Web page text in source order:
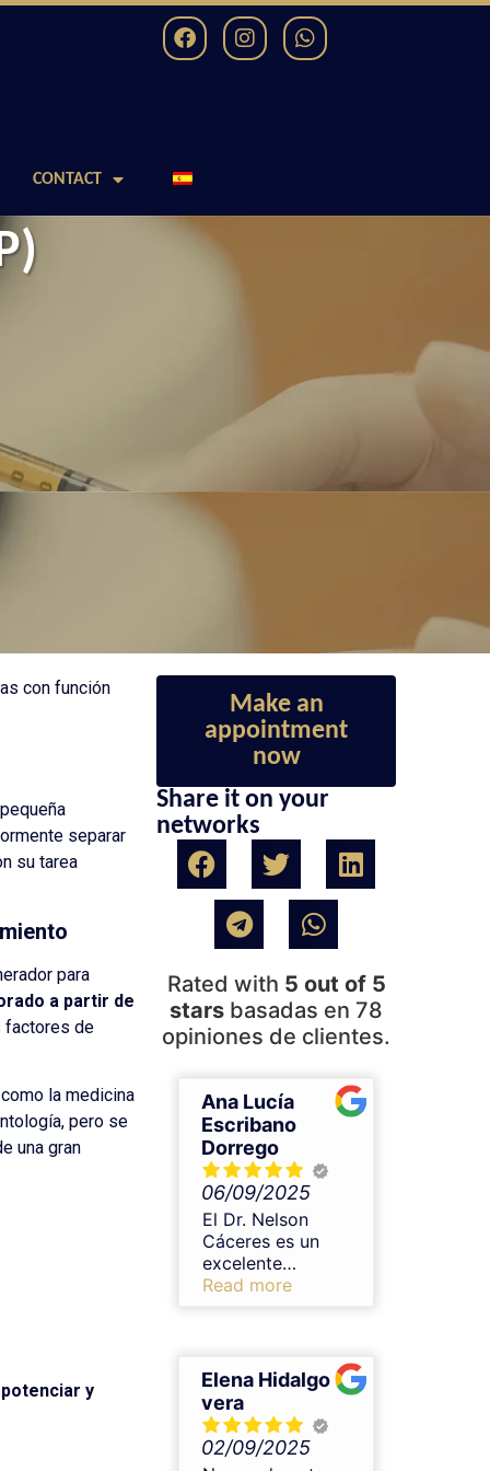
CONTACT
con función
separar
su tarea
para
a partir de
factores de
la medicina
pero se
una gran
y
Make an
appointment
now
Share it on your
networks
Rated with 5 out of 5
stars basadas en 78
opiniones de clientes.
Ana Lucía
Escribano
Dorrego
06/09/2025
El Dr. Nelson
Cáceres es un
excelente
profesional en
el resultado. Me
realicé un
tratamiento de
armonización con
ácido hialurónico
Read more
Elena Hidalgo
vera
02/09/2025